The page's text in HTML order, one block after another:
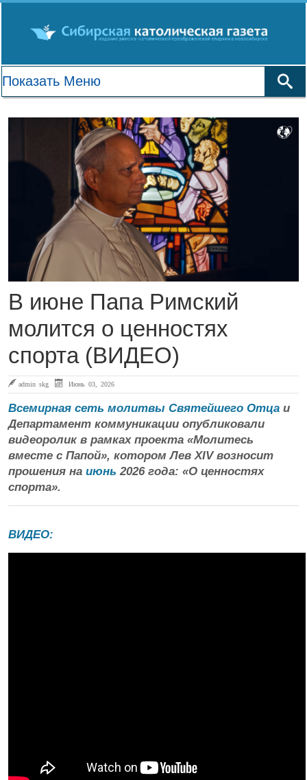
В июне Папа Римский
молится о ценностях
спорта (ВИДЕО)
admin skg Июнь 03, 2026
Всемирная сеть молитвы Святейшего Отца и
Департамент коммуникации опубликовали
видеоролик в рамках проекта «Молитесь
вместе с Папой», котором Лев XIV возносит
прошения на июнь 2026 года: «О ценностях
спорта».
ВИДЕО: